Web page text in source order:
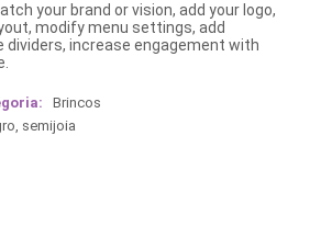
your brand or vision, add your logo,
modify menu settings, add
dividers, increase engagement with
Brincos
, semijoia